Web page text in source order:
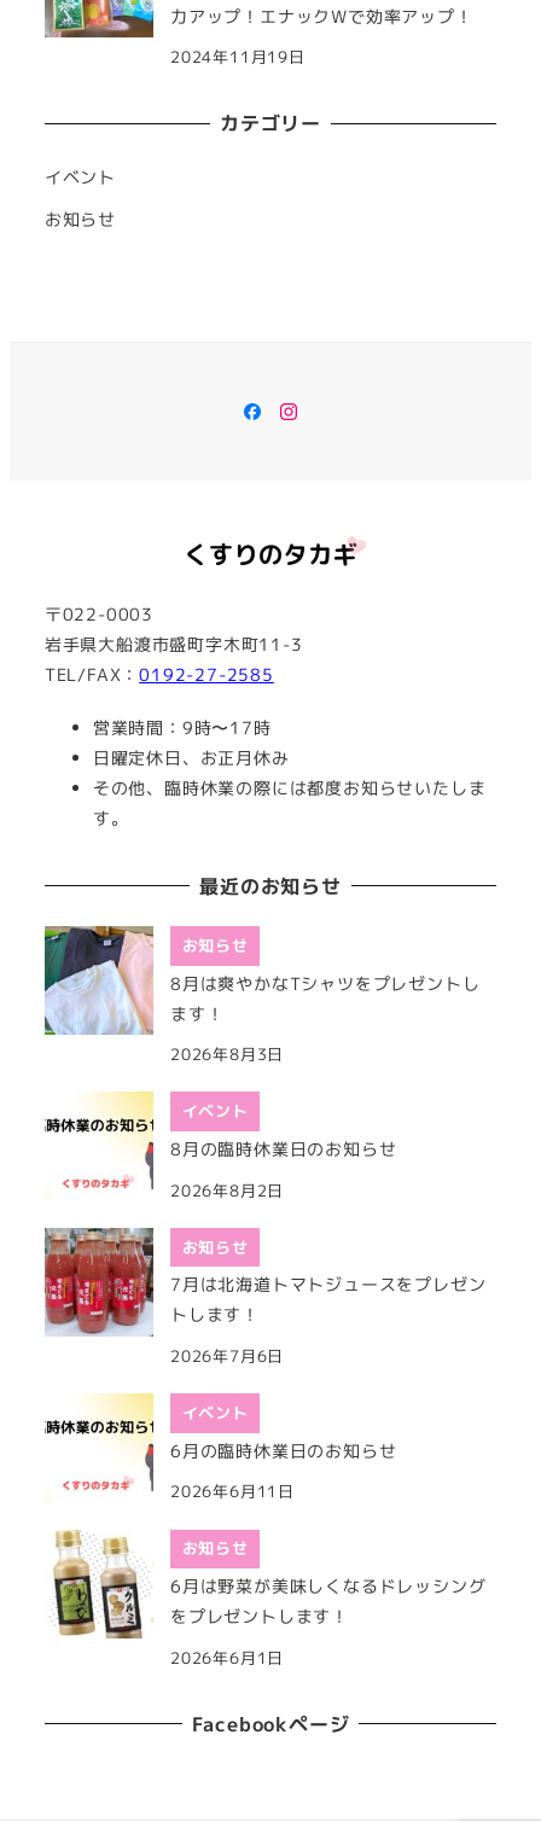
力アップ！エナックWで効率アップ！
2024年11月19日
カテゴリー
イベント
お知らせ
Facebook
Instagram
〒022-0003
岩手県大船渡市盛町字木町11-3
TEL/FAX：0192-27-2585
営業時間：9時〜17時
日曜定休日、お正月休み
その他、臨時休業の際には都度お知らせいたしま
す。
最近のお知らせ
お知らせ
8月は爽やかなTシャツをプレゼントし
ます！
2026年8月3日
イベント
8月の臨時休業日のお知らせ
2026年8月2日
お知らせ
7月は北海道トマトジュースをプレゼン
トします！
2026年7月6日
イベント
6月の臨時休業日のお知らせ
2026年6月11日
お知らせ
6月は野菜が美味しくなるドレッシング
をプレゼントします！
2026年6月1日
Facebookページ